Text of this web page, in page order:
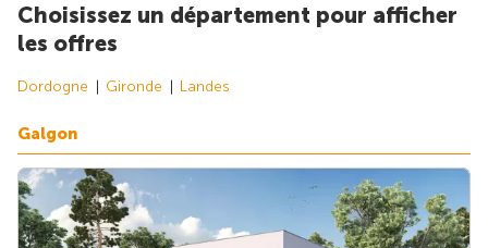
Choisissez un département pour afficher
les offres
Dordogne Gironde Landes
Galgon